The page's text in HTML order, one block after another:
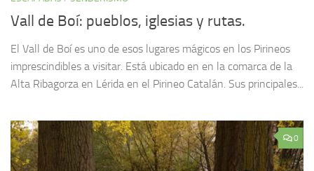
Vall de Boí: pueblos, iglesias y rutas.
El Vall de Boí es uno de esos lugares mágicos en los Pirineos
imprescindibles a visitar. Está ubicado en en la comarca de la
Alta Ribagorza en Lérida en el Pirineo Catalán. Sus principales...
0